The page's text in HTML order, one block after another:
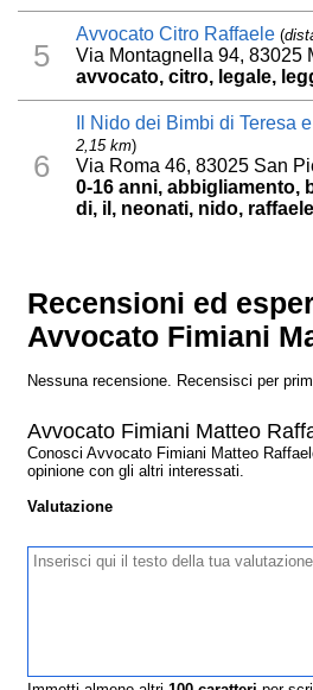
5
Avvocato Citro Raffaele (
Via Montagnella 94, 83025
avvocato, citro, legale,
6
Il Nido dei Bimbi di Teresa
2,15 km)
Via Roma 46, 83025 San
0-16 anni, abbigliamento,
di, il, neonati, nido,
Recensioni ed
Avvocato Fimiani
Nessuna recensione. Recensisci per
Avvocato Fimiani Matteo
Conosci Avvocato Fimiani Matteo
opinione con gli altri interessati.
Valutazione